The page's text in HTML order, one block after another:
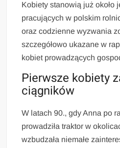
Kobiety stanowią już około
pracujących w polskim
oraz codzienne wyzwania
szczegółowo ukazane w
kobiet prowadzących
Pierwsze kobiety
ciągników
W latach 90., gdy Anna po
prowadziła traktor w
wzbudzała niemałe